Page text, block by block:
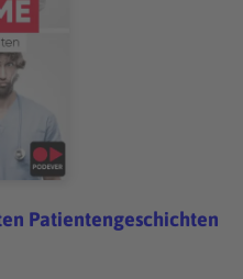
Patientengeschichten